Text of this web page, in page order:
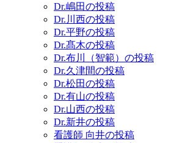
Dr.嶋田の投稿
Dr.川西の投稿
Dr.平野の投稿
Dr.髙木の投稿
Dr.布川（智範）の投稿
Dr.久津間の投稿
Dr.松田の投稿
Dr.有山の投稿
Dr.山西の投稿
Dr.新井の投稿
看護師 向井の投稿